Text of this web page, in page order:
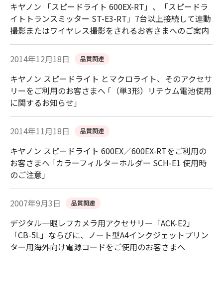
キヤノン 「スピードライト 600EX-RT」、「スピードラ
イトトランスミッター ST-E3-RT」7台以上接続して連動
撮影またはワイヤレス撮影をされるお客さまへのご案内
2014年12月18日 品質関連
キヤノン スピードライト とマクロライト、そのアクセサ
リーをご利用のお客さまへ ｢（単3形）リチウム電池使用
に関するお知らせ｣
2014年11月18日 品質関連
キヤノン スピードライト 600EX／600EX-RTをご利用の
お客さまへ ｢カラーフィルターホルダー SCH-E1 使用時
のご注意｣
2007年9月3日 品質関連
デジタル一眼レフカメラ用アクセサリー「ACK-E2」
「CB-5L」ならびに、ノート型A4インクジェットプリン
ター用海外向け電源コードをご使用のお客さまへ